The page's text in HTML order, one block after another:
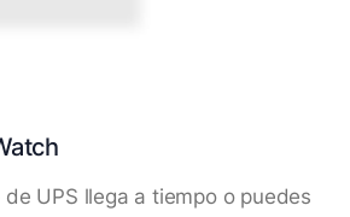
de UPS llega a tiempo o puedes